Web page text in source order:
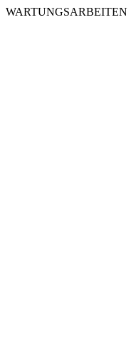
WARTUNGSARBEITEN